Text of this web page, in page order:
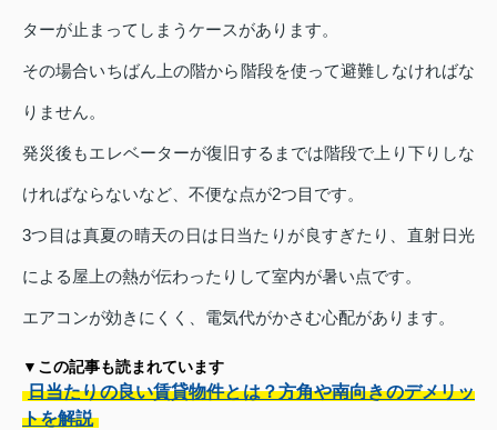
ターが止まってしまうケースがあります。
その場合いちばん上の階から階段を使って避難しなければな
りません。
発災後もエレベーターが復旧するまでは階段で上り下りしな
ければならないなど、不便な点が2つ目です。
3つ目は真夏の晴天の日は日当たりが良すぎたり、直射日光
による屋上の熱が伝わったりして室内が暑い点です。
エアコンが効きにくく、電気代がかさむ心配があります。
▼この記事も読まれています
日当たりの良い賃貸物件とは？方角や南向きのデメリッ
トを解説